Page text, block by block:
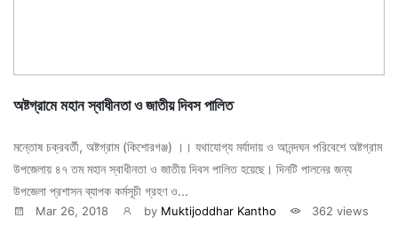
অষ্টগ্রামে মহান স্বাধীনতা ও জাতীয় দিবস পালিত
মন্তোষ চক্রবর্তী, অষ্টগ্রাম (কিশোরগঞ্জ) ।। যথাযোগ্য মর্যাদায় ও আনন্দঘন পরিবেশে অষ্টগ্রাম
উপজেলায় ৪৭ তম মহান স্বাধীনতা ও জাতীয় দিবস পালিত হয়েছে। দিনটি পালনের জন্য
উপজেলা প্রশাসন ব্যাপক কর্মসূচী গ্রহণ ও...
Mar 26, 2018 by Muktijoddhar Kantho 362 views